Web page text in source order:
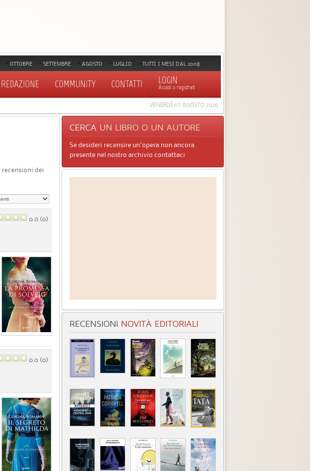
OTTOBRE SETTEMBRE AGOSTO LUGLIO TUTTI I MESI DAL 2008
REDAZIONE COMMUNITY CONTATTI LOGIN
Accedi o registrati
VENERDÌ 07 AGOSTO 2026
recensioni dei
0.0 (0)
0.0 (0)
CERCA UN LIBRO O UN AUTORE
Se desideri recensire un'opera non ancora
presente nel nostro archivio contattaci
RECENSIONI NOVITÀ EDITORIALI